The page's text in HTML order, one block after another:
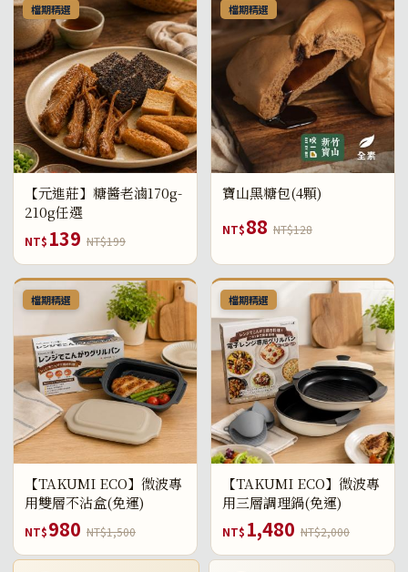
檔期精選
【元進莊】糖醬老滷170g-
210g任選
NT$ 139 NT$199
檔期精選
寶山黑糖包(4顆)
NT$88 NT$128
檔期精選
【TAKUMI ECO】微波專
用雙層不沾盒(免運)
NT$980 NT$1,500
檔期精選
【TAKUMI ECO】微波專
用三層調理鍋(免運)
NT$ 1,480 NT$2,000